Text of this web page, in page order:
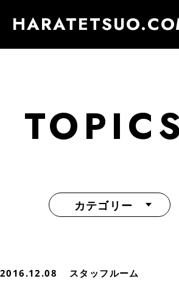
TOPICS
カテゴリー
2016.12.08 スタッフルーム